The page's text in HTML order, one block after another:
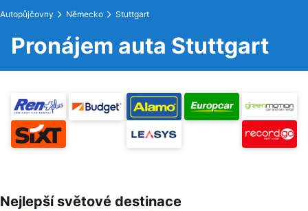
Autopůjčovny Německo Stuttgart
Pronájem auta Stuttgart
Nejlepší světové destinace